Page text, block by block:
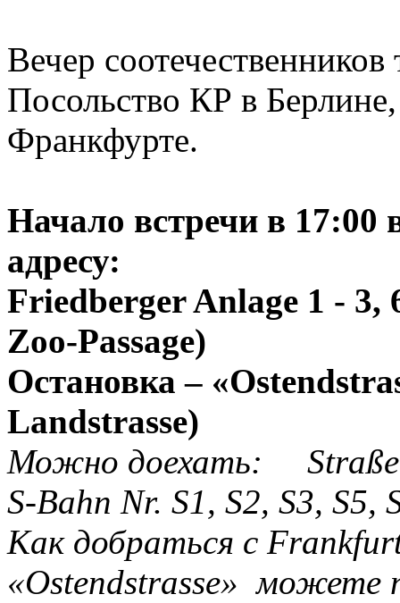
Вечер
Посольство КР в
Франкфурте.
Начало встречи в 17:00
адресу:
Friedberger Anlage 1 -
Zoo-Passage)
Остановка –
Landstrasse)
Можно доехать:
S-Bahn Nr. S1, S2, S3, S5,
Как добраться с
«Ostendstrasse» можете